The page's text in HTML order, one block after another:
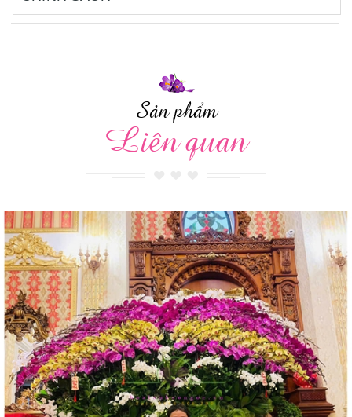
Sản phẩm
Liên quan